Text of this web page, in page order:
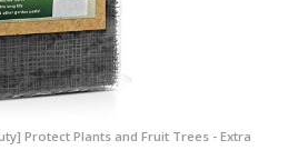
Protect Plants and Fruit Trees - Extra